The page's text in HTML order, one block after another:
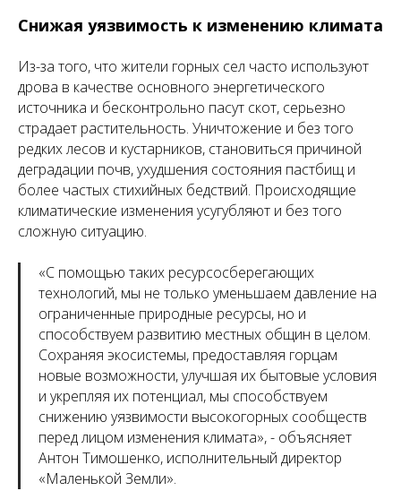
Снижая уязвимость к изменению климата
Из-за того, что жители горных сел часто используют
дрова в качестве основного энергетического
источника и бесконтрольно пасут скот, серьезно
страдает растительность. Уничтожение и без того
редких лесов и кустарников, становиться причиной
деградации почв, ухудшения состояния пастбищ и
более частых стихийных бедствий. Происходящие
климатические изменения усугубляют и без того
сложную ситуацию.
«С помощью таких ресурсосберегающих
технологий, мы не только уменьшаем давление на
ограниченные природные ресурсы, но и
способствуем развитию местных общин в целом.
Сохраняя экосистемы, предоставляя горцам
новые возможности, улучшая их бытовые условия
и укрепляя их потенциал, мы способствуем
снижению уязвимости высокогорных сообществ
перед лицом изменения климата», - объясняет
Антон Тимошенко, исполнительный директор
«Маленькой Земли».